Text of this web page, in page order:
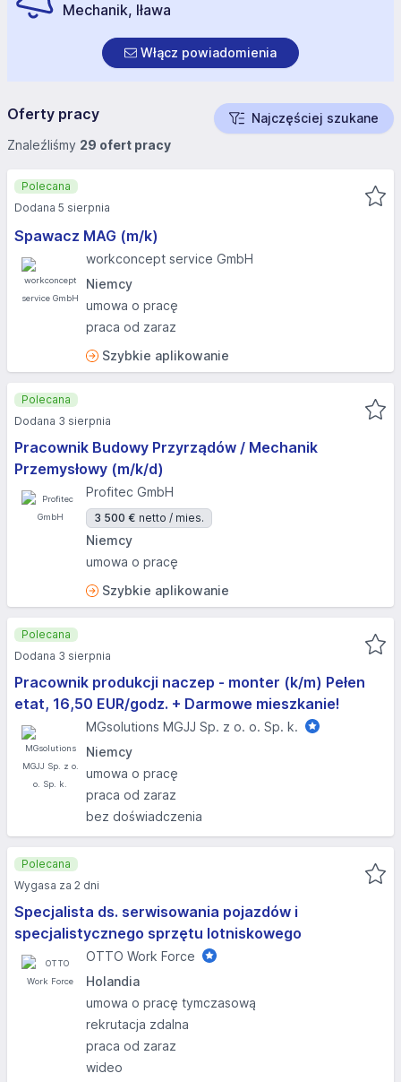
Mechanik, Iława
Włącz powiadomienia
Oferty pracy
Najczęściej szukane
Znaleźliśmy 29 ofert pracy
Spawacz MAG (m/k)
workconcept service GmbH
Niemcy
umowa o pracę
praca od zaraz
Szybkie aplikowanie
Polecana
Dodana 5 sierpnia
Pracownik Budowy Przyrządów / Mechanik
Przemysłowy (m/k/d)
Profitec GmbH
3 500 € netto / mies.
Niemcy
umowa o pracę
Szybkie aplikowanie
Polecana
Dodana 3 sierpnia
Pracownik produkcji naczep - monter (k/m) Pełen
etat, 16,50 EUR/godz. + Darmowe mieszkanie!
MGsolutions MGJJ Sp. z o. o. Sp. k.
Niemcy
umowa o pracę
praca od zaraz
bez doświadczenia
Polecana
Dodana 3 sierpnia
Specjalista ds. serwisowania pojazdów i
specjalistycznego sprzętu lotniskowego
OTTO Work Force
Holandia
umowa o pracę tymczasową
rekrutacja zdalna
praca od zaraz
wideo
Polecana
Wygasa za 2 dni